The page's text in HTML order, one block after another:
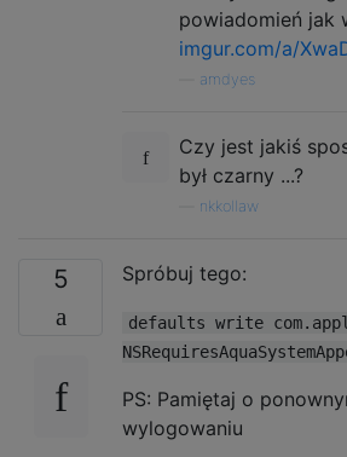
powiadomień jak
imgur.com/a/
amdyes
Czy jest jakiś
był czarny ...?
nkkollaw
5 Spróbuj tego:
defaults write
PS: Pamiętaj o
wylogowaniu